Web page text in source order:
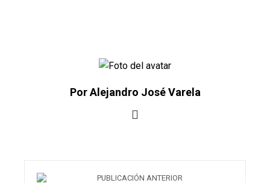
Por Alejandro José Varela
PUBLICACIÓN ANTERIOR